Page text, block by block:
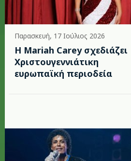
Παρασκευή, 17 Ιούλιος 2026
Η Mariah Carey σχεδιάζει
Χριστουγεννιάτικη
ευρωπαϊκή περιοδεία